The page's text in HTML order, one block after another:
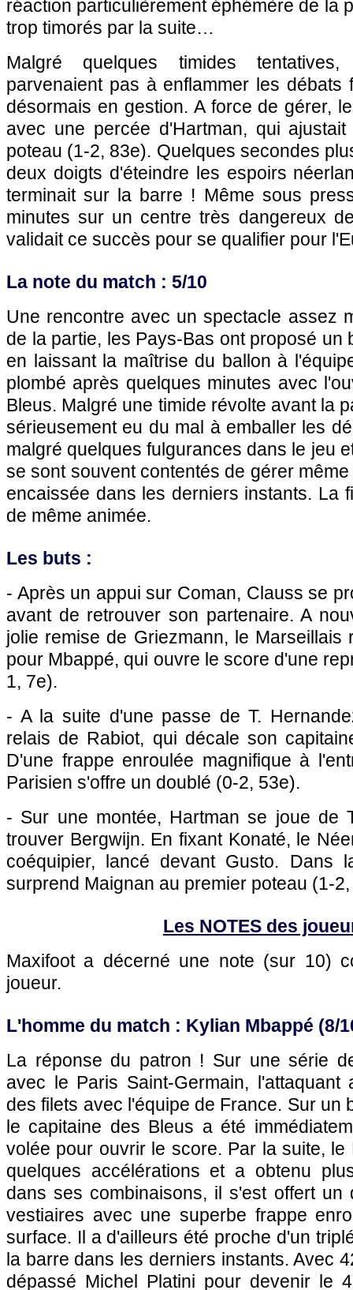
réaction particulièrement éphémère de la
trop timorés par la suite…
Malgré quelques timides
parvenaient pas à enflammer les débats
désormais en gestion. A force de gérer,
avec une percée d'Hartman, qui
poteau (1-2, 83e). Quelques secondes
deux doigts d'éteindre les espoirs
terminait sur la barre ! Même sous
minutes sur un centre très dangereux
validait ce succès pour se qualifier pour
La note du match : 5/10
Une rencontre avec un spectacle assez
de la partie, les Pays-Bas ont proposé un
en laissant la maîtrise du ballon à
plombé après quelques minutes avec
Bleus. Malgré une timide révolte avant la
sérieusement eu du mal à emballer les
malgré quelques fulgurances dans le jeu
se sont souvent contentés de gérer
encaissée dans les derniers instants. La
de même animée.
Les buts :
- Après un appui sur Coman, Clauss se
avant de retrouver son partenaire. A
jolie remise de Griezmann, le Marseillais
pour Mbappé, qui ouvre le score d'une
1, 7e).
- A la suite d'une passe de T.
relais de Rabiot, qui décale son
D'une frappe enroulée magnifique à
Parisien s'offre un doublé (0-2, 53e).
- Sur une montée, Hartman se joue de
trouver Bergwijn. En fixant Konaté, le
coéquipier, lancé devant Gusto. Dans
surprend Maignan au premier poteau (1-
Les NOTES des
Maxifoot a décerné une note (sur 10)
joueur.
L'homme du match : Kylian Mbappé (8/
La réponse du patron ! Sur une série
avec le Paris Saint-Germain,
des filets avec l'équipe de France. Sur un
le capitaine des Bleus a été
volée pour ouvrir le score. Par la suite,
quelques accélérations et a obtenu
dans ses combinaisons, il s'est offert un
vestiaires avec une superbe frappe
surface. Il a d'ailleurs été proche d'un
la barre dans les derniers instants. Avec
dépassé Michel Platini pour devenir le